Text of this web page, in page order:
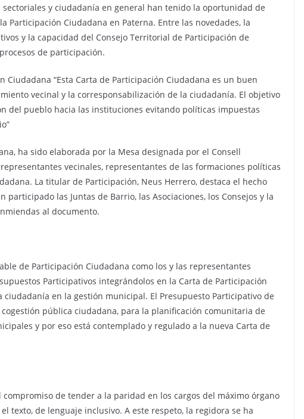
sectoriales y ciudadanía en general han tenido la oportunidad de
Participación Ciudadana en Paterna. Entre las novedades, la
y la capacidad del Consejo Territorial de Participación de
de participación.
Ciudadana “Esta Carta de Participación Ciudadana es un buen
vecinal y la corresponsabilización de la ciudadanía. El objetivo
del pueblo hacia las instituciones evitando políticas impuestas
ha sido elaborada por la Mesa designada por el Consell
vecinales, representantes de las formaciones políticas
La titular de Participación, Neus Herrero, destaca el hecho
participado las Juntas de Barrio, las Asociaciones, los Consejos y la
al documento.
de Participación Ciudadana como los y las representantes
Participativos integrándolos en la Carta de Participación
en la gestión municipal. El Presupuesto Participativo de
pública ciudadana, para la planificación comunitaria de
y por eso está contemplado y regulado a la nueva Carta de
compromiso de tender a la paridad en los cargos del máximo órgano
texto, de lenguaje inclusivo. A este respeto, la regidora se ha